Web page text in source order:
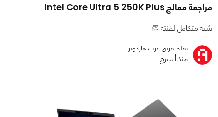
مراجعة معالج Intel Core Ultra 5 250K Plus
شبه متكامل لفئته 👏
بقلم فريق عرب هاردوير
منذ أسبوع